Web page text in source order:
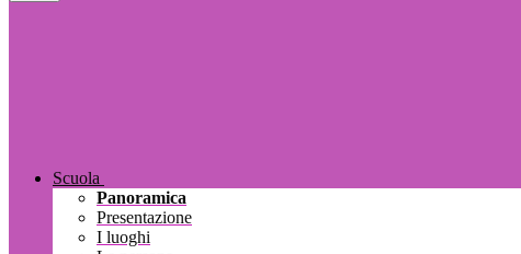
Scuola
Panoramica
Presentazione
I luoghi